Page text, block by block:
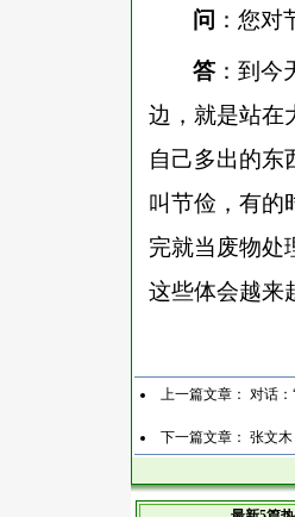
问 ：您
答 ：到
边，就是站在
自己多出的东
叫节俭，有的
完就当废物处
这些体会越来
上一篇文章： 对话：
下一篇文章： 张文